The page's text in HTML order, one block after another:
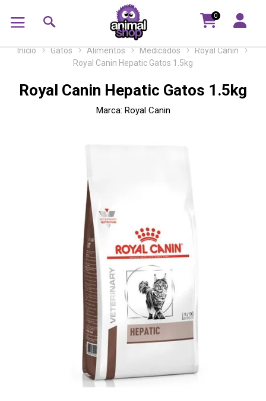
0
Inicio Gatos Alimentos Medicados
Royal Canin
Royal Canin Hepatic Gatos 1.5kg
Royal Canin Hepatic Gatos 1.5kg
Marca: Royal Canin